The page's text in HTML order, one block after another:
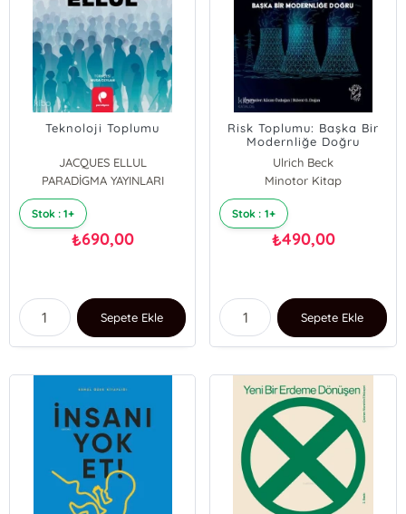
Teknoloji Toplumu
JACQUES ELLUL
PARADİGMA YAYINLARI
Stok : 1+
₺690,00
Sepete Ekle
Risk Toplumu: Başka Bir
Modernliğe Doğru
Ulrich Beck
Minotor Kitap
Stok : 1+
₺490,00
Sepete Ekle